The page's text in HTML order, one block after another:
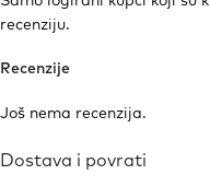
Recenzije
Još nema recenzija.
recenziju.
Dostava i povrati